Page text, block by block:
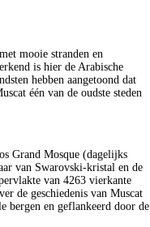
mooie stranden en
is hier de Arabische
hebben aangetoond dat
één van de oudste steden
Grand Mosque (dagelijks
van Swarovski-kristal en de
van 4263 vierkante
de geschiedenis van Muscat
bergen en geflankeerd door de